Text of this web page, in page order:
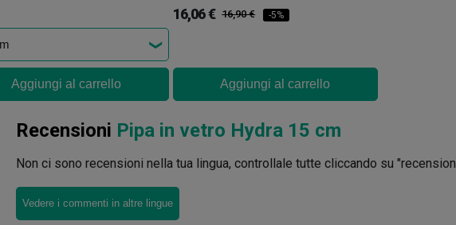
Aggiungi al carrello
16,06 € 16,90 € -5%
Aggiungi al carrello
Recensioni Pipa in vetro Hydra 15 cm
Non ci sono recensioni nella tua lingua, controllale tutte cliccando su
Vedere i commenti in altre lingue